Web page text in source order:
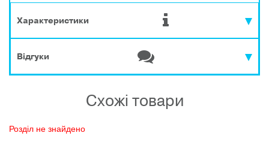
Характеристики
Відгуки
Схожі товари
Розділ не знайдено